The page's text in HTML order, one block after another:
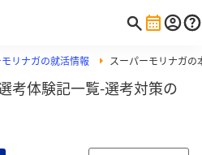
リナガの就活情報 スーパーモリナガの
考体験記一覧-選考対策の